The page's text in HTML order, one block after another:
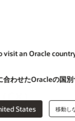
visit an Oracle
合わせたOracleの国
United States 移動し
CX）
ルス、サービスに